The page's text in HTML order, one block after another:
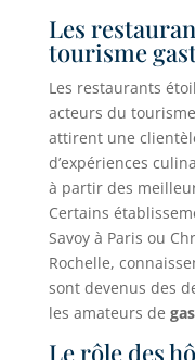
Les
tourisme
Les restaurants
acteurs du
attirent une
d’expériences
à partir des
Certains
Savoy à Paris ou
Rochelle,
sont devenus des
les amateurs de
Le rôle des